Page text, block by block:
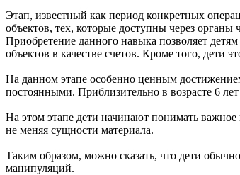
Этап, известный как период конкретных
объектов, тех, которые доступны через
Приобретение данного навыка позволяет
объектов в качестве счетов. Кроме того, дети
На данном этапе особенно ценным
постоянными. Приблизительно в возрасте 6
На этом этапе дети начинают понимать важное
не меняя сущности материала.
Таким образом, можно сказать, что дети
манипуляций.